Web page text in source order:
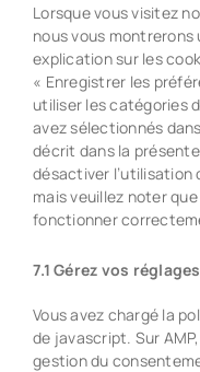
Lorsque vous visitez
nous vous
explication sur les
« Enregistrer les
utiliser les catégories
avez sélectionnés
décrit dans la
désactiver l’utilisation
mais veuillez noter
fonctionner
7.1 Gérez vos
Vous avez chargé la
de javascript. Sur
gestion du